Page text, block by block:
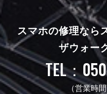
スマホの修理なら
ザウォー
TEL：
（営業時